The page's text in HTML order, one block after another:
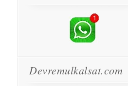
Devremulkalsat.com